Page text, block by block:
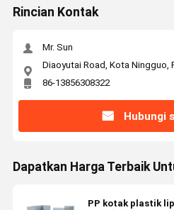
Rincian Kontak
Mr. Sun
Diaoyutai Road, Kota Ningguo,
86-13856308322
Hubungi
Dapatkan Harga Terbaik
PP kotak plastik